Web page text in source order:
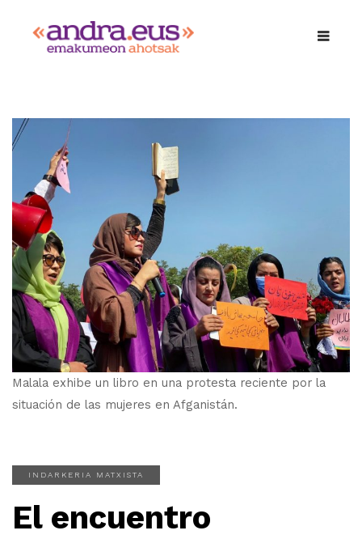
Malala exhibe un libro en una protesta reciente por la
situación de las mujeres en Afganistán.
INDARKERIA MATXISTA
El encuentro